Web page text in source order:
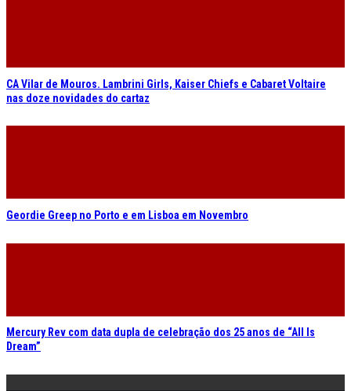
CA Vilar de Mouros. Lambrini Girls, Kaiser Chiefs e Cabaret Voltaire
nas doze novidades do cartaz
Geordie Greep no Porto e em Lisboa em Novembro
Mercury Rev com data dupla de celebração dos 25 anos de “All Is
Dream”